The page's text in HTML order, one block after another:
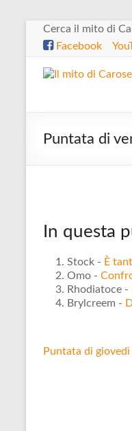
SaltaCerca il mito di
Facebook
Il
di
Puntata di
In questa
Stock - È
Omo -
Rhodiatoce -
Brylcreem -
Puntata di